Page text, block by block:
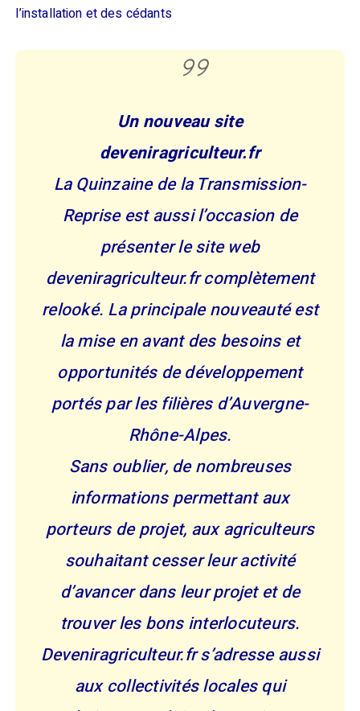
l’installation et des cédants
Un nouveau site
deveniragriculteur.fr
La Quinzaine de la Transmission-
Reprise est aussi l’occasion de
présenter le site web
deveniragriculteur.fr complètement
relooké. La principale nouveauté est
la mise en avant des besoins et
opportunités de développement
portés par les filières d’Auvergne-
Rhône-Alpes.
Sans oublier, de nombreuses
informations permettant aux
porteurs de projet, aux agriculteurs
souhaitant cesser leur activité
d’avancer dans leur projet et de
trouver les bons interlocuteurs.
Deveniragriculteur.fr s’adresse aussi
aux collectivités locales qui